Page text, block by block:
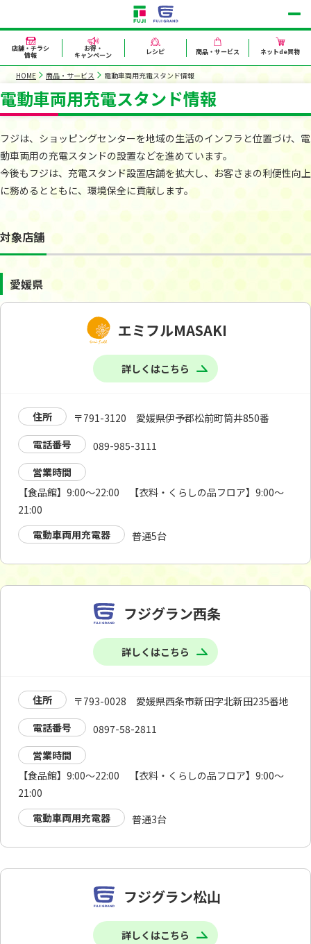
店舗・チラシ
情報
お得・
キャンペーン レシピ 商品・サービス ネットde買物
HOME 商品・サービス 電動車両用充電スタンド情報
電動車両用充電スタンド情報
フジは、ショッピングセンターを地域の生活のインフラと位置づけ、電
動車両用の充電スタンドの設置などを進めています。
今後もフジは、充電スタンド設置店舗を拡大し、お客さまの利便性向上
に務めるとともに、環境保全に貢献します。
対象店舗
愛媛県
エミフルMASAKI
詳しくはこちら
住所
〒791-3120 愛媛県伊予郡松前町筒井850番
電話番号
089-985-3111
営業時間
【食品館】9:00～22:00 【衣料・くらしの品フロア】9:00～
21:00
電動車両用充電器
普通5台
フジグラン西条
詳しくはこちら
住所
〒793-0028 愛媛県西条市新田字北新田235番地
電話番号
0897-58-2811
営業時間
【食品館】9:00～22:00 【衣料・くらしの品フロア】9:00～
21:00
電動車両用充電器
普通3台
フジグラン松山
詳しくはこちら